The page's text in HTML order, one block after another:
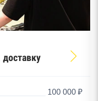
100 000 ₽